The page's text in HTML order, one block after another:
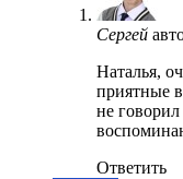
Сергей
Наталья,
приятные
не
Ответить